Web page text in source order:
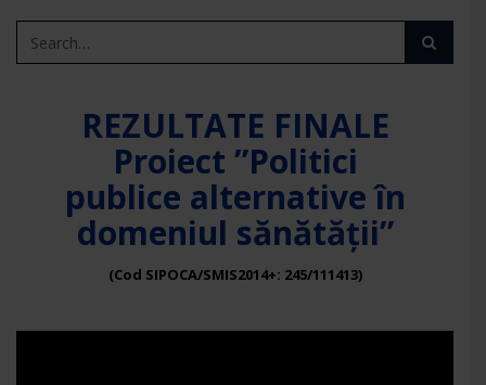
REZULTATE FINALE
Proiect ”Politici
publice alternative în
domeniul sănătății”
(Cod SIPOCA/SMIS2014+: 245/111413)